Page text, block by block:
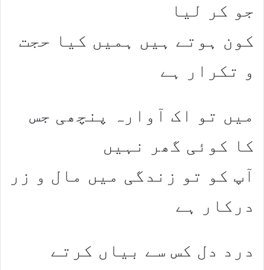
جو کر لیا
کون ہوتے ہیں ہمیں کیا حجت
و تکرار ہے
میں تو اک آوارہ پنچھی جس
کا کوئی گھر نہیں
آپ کو تو زندگی میں مال و زر
درکار ہے
درد دل کس سے بیاں کرتے